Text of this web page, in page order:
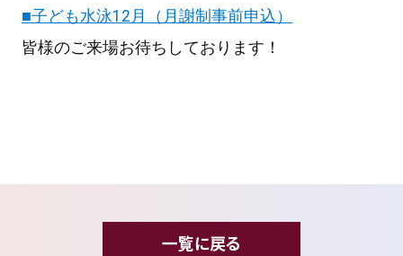
■子ども水泳12月（月謝制事前申込）
皆様のご来場お待ちしております！
一覧に戻る